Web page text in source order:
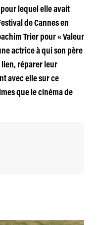
pour lequel elle avait
de Cannes en
Trier pour « Valeur
actrice à qui son père
réparer leur
avec elle sur ce
que le cinéma de